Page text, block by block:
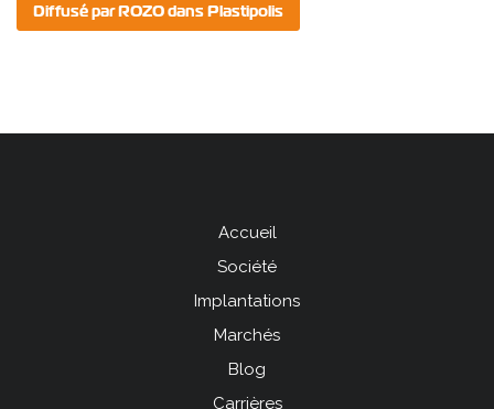
Diffusé par ROZO dans Plastipolis
Accueil
Société
Implantations
Marchés
Blog
Carrières